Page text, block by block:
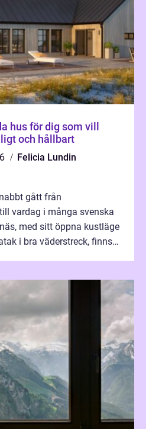
hus för dig som vill
och hållbart
Felicia Lundin
gått från
vardag i många svenska
med sitt öppna kustläge
i bra väderstreck, finns